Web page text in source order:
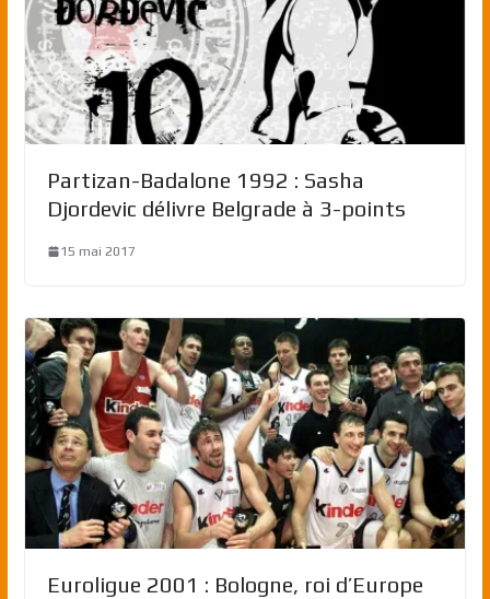
Partizan-Badalone 1992 : Sasha
Djordevic délivre Belgrade à 3-points
15 mai 2017
Euroligue 2001 : Bologne, roi d’Europe